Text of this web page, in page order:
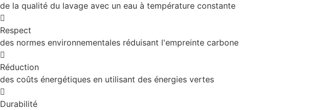
de la qualité du lavage avec un eau à température constante
Respect
des normes environnementales réduisant l'empreinte carbone
Réduction
des coûts énergétiques en utilisant des énergies vertes
Durabilité